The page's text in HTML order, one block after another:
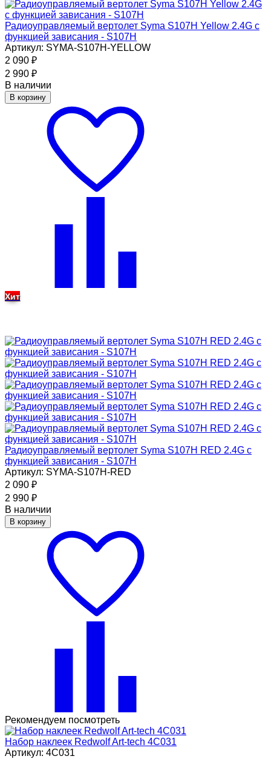
Радиоуправляемый вертолет Syma S107H Yellow 2.4G с
функцией зависания - S107H
Артикул: SYMA-S107H-YELLOW
2 090 ₽
2 990 ₽
В наличии
В корзину
Хит
Радиоуправляемый вертолет Syma S107H RED 2.4G с
функцией зависания - S107H
Артикул: SYMA-S107H-RED
2 090 ₽
2 990 ₽
В наличии
В корзину
Рекомендуем посмотреть
Набор наклеек Redwolf Art-tech 4C031
Артикул: 4C031